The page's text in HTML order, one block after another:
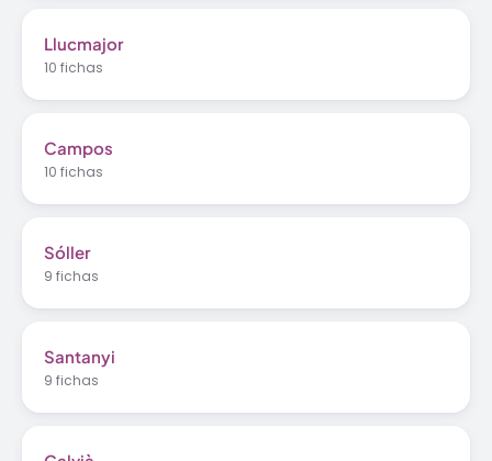
Llucmajor
10 fichas
Campos
10 fichas
Sóller
9 fichas
Santanyi
9 fichas